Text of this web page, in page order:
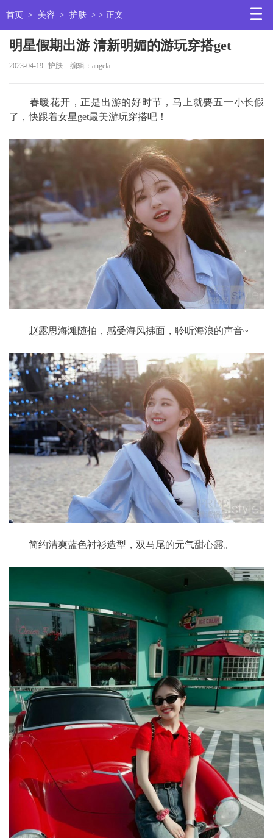
首页 > 美容 > 护肤 > > 正文
明星假期出游 清新明媚的游玩穿搭get
2023-04-19 护肤 编辑：angela
春暖花开，正是出游的好时节，马上就要五一小长假
了，快跟着女星get最美游玩穿搭吧！
赵露思海滩随拍，感受海风拂面，聆听海浪的声音~
简约清爽蓝色衬衫造型，双马尾的元气甜心露。